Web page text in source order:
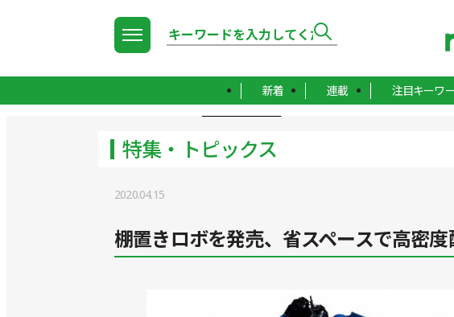
新着 連載 注目キーワ
特集・トピックス
2020.04.15
棚置きロボを発売、省スペースで高密